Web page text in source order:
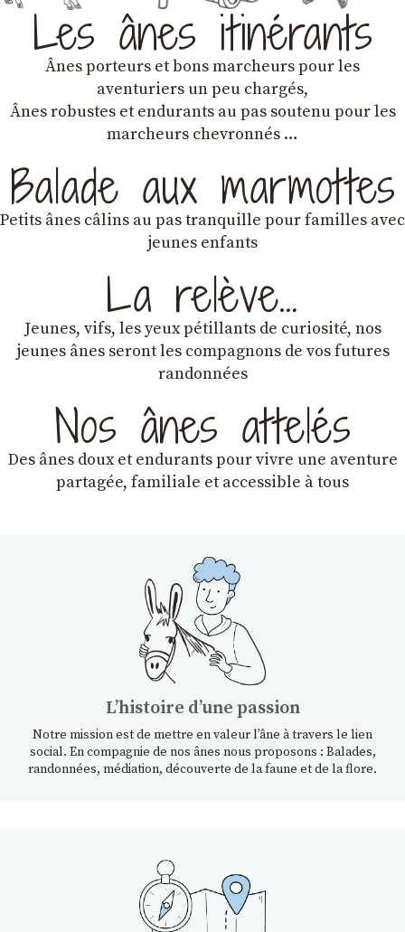
Les ânes itinérants
Ânes porteurs et bons marcheurs pour les
aventuriers un peu chargés,
Ânes robustes et endurants au pas soutenu pour les
marcheurs chevronnés …
Balade aux marmottes
Petits ânes câlins au pas tranquille pour familles avec
jeunes enfants
La relève…
Jeunes, vifs, les yeux pétillants de curiosité, nos
jeunes ânes seront les compagnons de vos futures
randonnées
Nos ânes attelés
Des ânes doux et endurantspour vivre une aventure
partagée, familiale et accessible à tous
Lʼhistoire dʼune passion
Notre mission est de mettre en valeur l’âne à travers le lien
social. En compagnie de nos ânes nous proposons : Balades,
randonnées, médiation, découverte de la faune et de la flore.